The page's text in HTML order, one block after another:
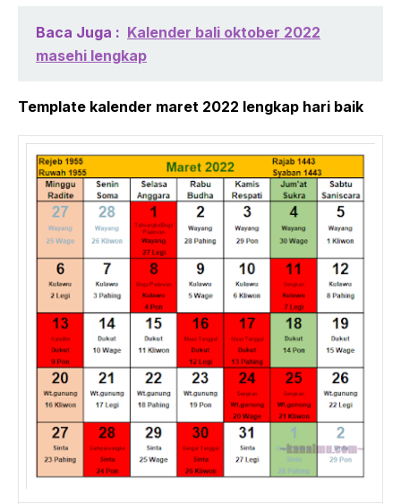
Baca Juga : Kalender bali oktober 2022
masehi lengkap
Template kalender maret 2022 lengkap hari baik